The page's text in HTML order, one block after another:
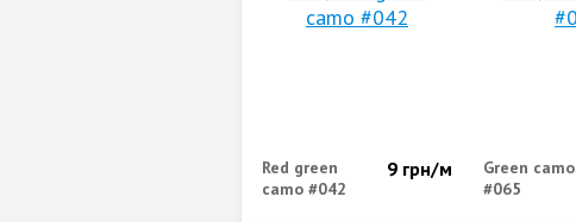
Red green
camo #042
9 грн/м
Green camo
#065